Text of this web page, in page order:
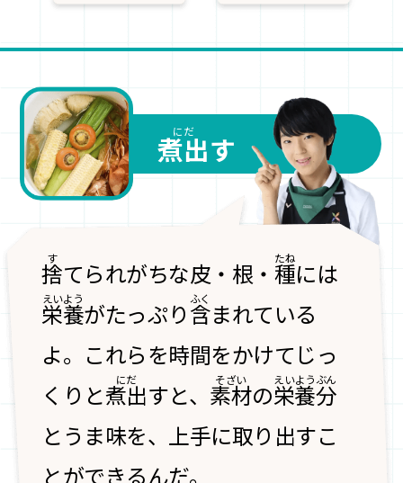
煮出す
捨てられがちな皮・根・ 種には
栄養がたっぷり含まれている
よ。 これらを時間をかけてじっ
くりと煮出すと、 素材の栄養分
とうま味を、上手に取り出すこ
とができるんだ。